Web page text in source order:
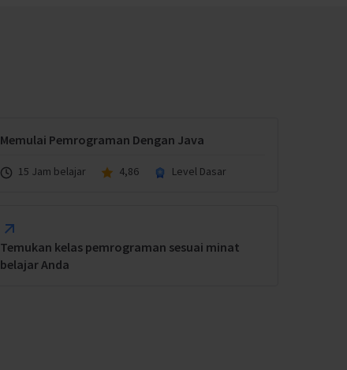
Memulai Pemrograman Dengan Java
15 Jam belajar 4,86 Level Dasar
Temukan kelas pemrograman sesuai minat
belajar Anda